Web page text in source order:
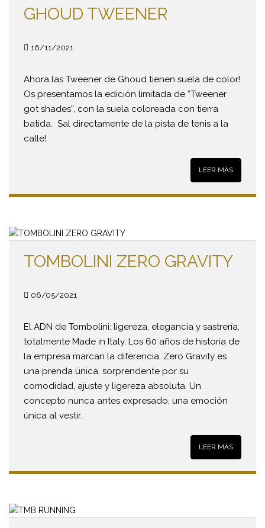
GHOUD TWEENER
16/11/2021
Ahora las Tweener de Ghoud tienen suela de color!
Os presentamos la edición limitada de “Tweener
got shades”, con la suela coloreada con tierra
batida. Sal directamente de la pista de tenis a la
calle!
LEER MÁS
TOMBOLINI ZERO GRAVITY
06/05/2021
El ADN de Tombolini: ligereza, elegancia y sastrería,
totalmente Made in Italy. Los 60 años de historia de
la empresa marcan la diferencia. Zero Gravity es
una prenda única, sorprendente por su
comodidad, ajuste y ligereza absoluta. Un
concepto nunca antes expresado, una emoción
única al vestir.
LEER MÁS